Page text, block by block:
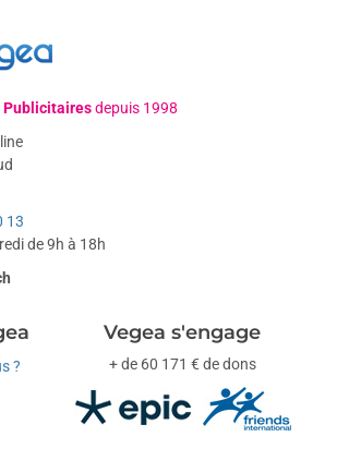
Publicitairesdepuis 1998
13
de 9h à 18h
?
Vegea s'engage
+ de 60 171 € de dons